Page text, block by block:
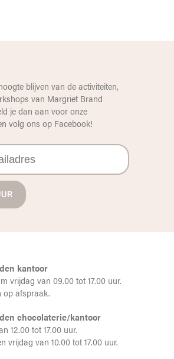
blijven van de activiteiten,
van Margriet Brand
je dan aan voor onze
volg ons op Facebook!
kantoor
vrijdag van 09.00 tot 17.00 uur.
op afspraak.
chocolaterie/kantoor
12.00 tot 17.00 uur.
vrijdag van 10.00 tot 17.00 uur.